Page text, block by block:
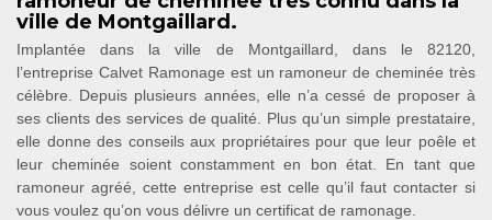
ville de Montgaillard.
Implantée dans la ville de Montgaillard, dans le 82120,
l’entreprise Calvet Ramonage est un ramoneur de cheminée très
célèbre. Depuis plusieurs années, elle n’a cessé de proposer à
ses clients des services de qualité. Plus qu’un simple prestataire,
elle donne des conseils aux propriétaires pour que leur poêle et
leur cheminée soient constamment en bon état. En tant que
ramoneur agréé, cette entreprise est celle qu’il faut contacter si
vous voulez qu’on vous délivre un certificat de ramonage.